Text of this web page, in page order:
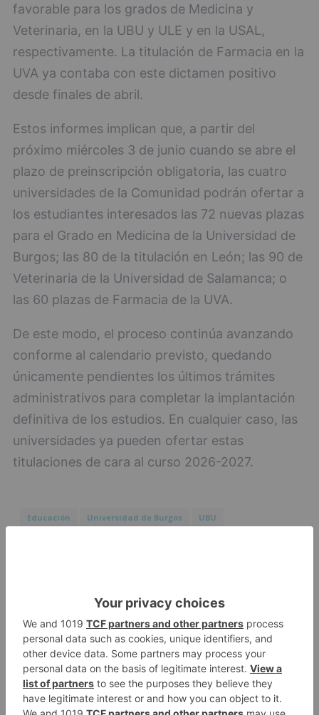
favorable para los grados de Medicina y
Veterinaria, en la UBU y ULE y en la USAL,
respectivamente. La titulación de Farmacia en la
UVA ya contaba con este dictamen positivo
desde finales de abril.
Estos informes implican que, a partir del
próximo miércoles 3 de junio cuando se abre el
plazo de preinscripción obligatoria, las cuatro
universidades de la Comunidad podrán ofertar a
los estudiantes interesados las 72 nuevas plazas
para el Grado en Medicina de la Universidad de
Burgos; las 80 de la titulación en León; las 90 de
Veterinaria de la Universidad de Salamanca; o
las 60 plazas de Farmacia de la UVA.
De este modo, el proceso continúa avanzando
conforme al calendario previsto, quedando
únicamente pendientes los últimos trámites
administrativos para completar la implantación
definitiva de los estudios. En cualquier caso, las
universidades ya pueden ofertar estas
titulaciones de cara al curso 2026-2027.
Educación Universidad de Burgos
UBU
LO + VISTO
1
Fallece un ciclista en Burgos tras
avisar otro conductor que se
había caído de la bicicleta